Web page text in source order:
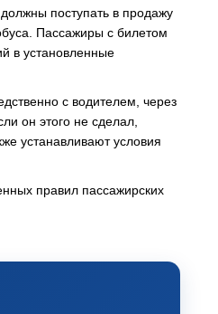
поступать в продажу
Пассажиры с билетом
в установленные
с водителем, через
он этого не сделал,
устанавливают условия
правил пассажирских